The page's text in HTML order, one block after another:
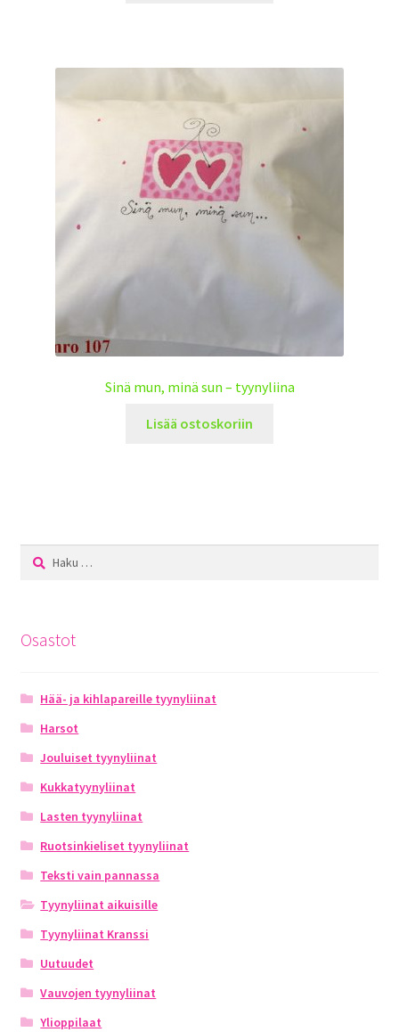
Sinä mun, minä sun – tyynyliina
Lisää ostoskoriin
Haku:
Osastot
Hää- ja kihlapareille tyynyliinat
Harsot
Jouluiset tyynyliinat
Kukkatyynyliinat
Lasten tyynyliinat
Ruotsinkieliset tyynyliinat
Teksti vain pannassa
Tyynyliinat aikuisille
Tyynyliinat Kranssi
Uutuudet
Vauvojen tyynyliinat
Ylioppilaat